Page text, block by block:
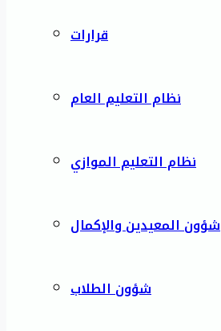
قرارات
نظام التعليم العام
نظام التعليم الموازي
شؤون المعيدين والإكمال
شؤون الطلاب